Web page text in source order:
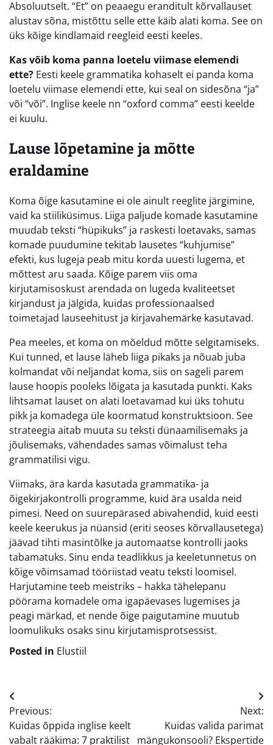
Absoluutselt. “Et” on peaaegu eranditult kõrvallauset
alustav sõna, mistõttu selle ette käib alati koma. See on
üks kõige kindlamaid reegleid eesti keeles.
Kas võib koma panna loetelu viimase elemendi
ette? Eesti keele grammatika kohaselt ei panda koma
loetelu viimase elemendi ette, kui seal on sidesõna “ja”
või “või”. Inglise keele nn “oxford comma” eesti keelde
ei kuulu.
Lause lõpetamine ja mõtte
eraldamine
Koma õige kasutamine ei ole ainult reeglite järgimine,
vaid ka stiiliküsimus. Liiga paljude komade kasutamine
muudab teksti “hüpikuks” ja raskesti loetavaks, samas
komade puudumine tekitab lausetes “kuhjumise”
efekti, kus lugeja peab mitu korda uuesti lugema, et
mõttest aru saada. Kõige parem viis oma
kirjutamisoskust arendada on lugeda kvaliteetset
kirjandust ja jälgida, kuidas professionaalsed
toimetajad lauseehitust ja kirjavahemärke kasutavad.
Pea meeles, et koma on mõeldud mõtte selgitamiseks.
Kui tunned, et lause läheb liiga pikaks ja nõuab juba
kolmandat või neljandat koma, siis on sageli parem
lause hoopis pooleks lõigata ja kasutada punkti. Kaks
lihtsamat lauset on alati loetavamad kui üks tohutu
pikk ja komadega üle koormatud konstruktsioon. See
strateegia aitab muuta su teksti dünaamilisemaks ja
jõulisemaks, vähendades samas võimalust teha
grammatilisi vigu.
Viimaks, ära karda kasutada grammatika- ja
õigekirjakontrolli programme, kuid ära usalda neid
pimesi. Need on suurepärased abivahendid, kuid eesti
keele keerukus ja nüansid (eriti seoses kõrvallausetega)
jäävad tihti masintõlke ja automaatse kontrolli jaoks
tabamatuks. Sinu enda teadlikkus ja keeletunnetus on
kõige võimsamad tööriistad veatu teksti loomisel.
Harjutamine teeb meistriks – hakka tähelepanu
pöörama komadele oma igapäevases lugemises ja
peagi märkad, et nende õige paigutamine muutub
loomulikuks osaks sinu kirjutamisprotsessist.
Posted in Elustiil
Navigeerimine
Previous:
Kuidas õppida inglise keelt
vabalt rääkima: 7 praktilist
Next:
Kuidas valida parimat
mängukonsooli? Ekspertide